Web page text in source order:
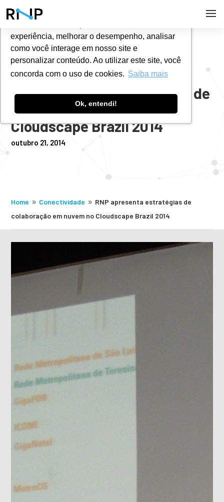
experiência, melhorar o desempenho, analisar
como você interage em nosso site e
personalizar conteúdo. Ao utilizar este site, você
concorda com o uso de cookies. Saiba mais
Ok, entendi!
# NOTÍCIAS
RNP apresenta estratégias de
colaboração em nuvem no
Cloudscape Brazil 2014
outubro 21, 2014
Home 9 Conectividade 9 RNP apresenta estratégias de
colaboração em nuvem no Cloudscape Brazil 2014